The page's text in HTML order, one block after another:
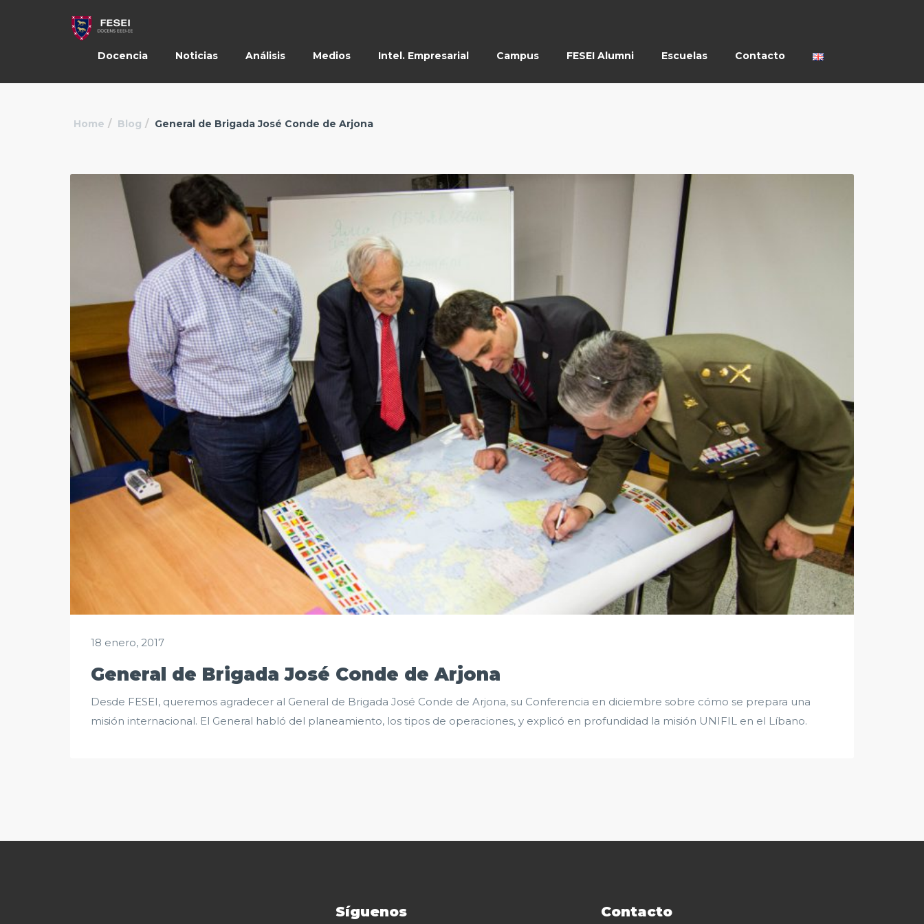
Docencia Noticias Análisis Medios Intel. Empresarial Campus FESEI Alumni Escuelas Contacto
Home Blog General de Brigada José Conde de Arjona
18 enero, 2017
General de Brigada José Conde de Arjona
Desde FESEI, queremos agradecer al General de Brigada José Conde de Arjona, su Conferencia en diciembre sobre cómo se prepara una
misión internacional. El General habló del planeamiento, los tipos de operaciones, y explicó en profundidad la misión UNIFIL en el Líbano.
Síguenos Contacto